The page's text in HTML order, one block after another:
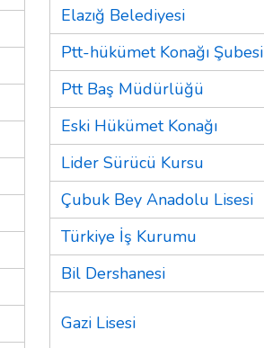
Elazığ Belediyesi
Ptt-hükümet Konağı Şubesi
Ptt Baş Müdürlüğü
Eski Hükümet Konağı
Lider Sürücü Kursu
Çubuk Bey Anadolu Lisesi
Türkiye İş Kurumu
Bil Dershanesi
Gazi Lisesi